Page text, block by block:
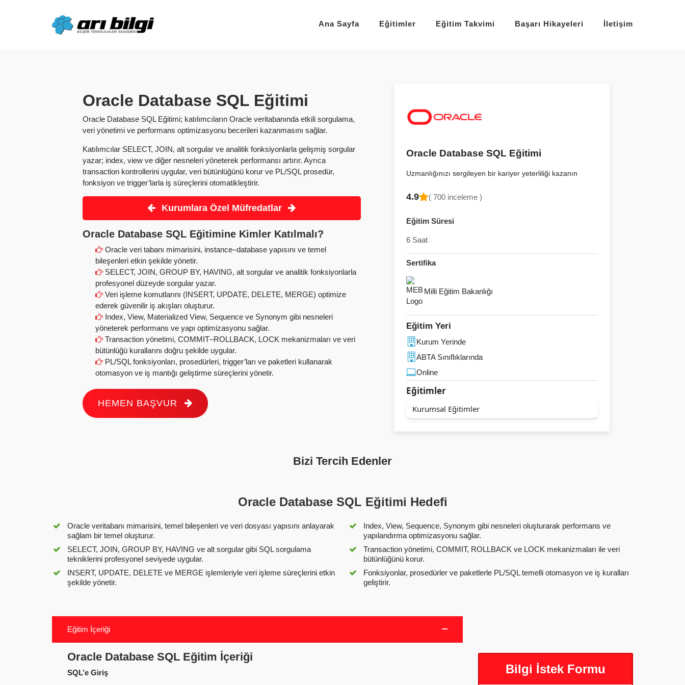
Ana Sayfa Eğitimler Eğitim Takvimi Başarı Hikayeleri İletişim
Oracle Database SQL Eğitimi
Oracle Database SQL Eğitimi; katılımcıların Oracle veritabanında etkili sorgulama,
veri yönetimi ve performans optimizasyonu becerileri kazanmasını sağlar.
Katılımcılar SELECT, JOIN, alt sorgular ve analitik fonksiyonlarla gelişmiş sorgular
yazar; index, view ve diğer nesneleri yöneterek performansı artırır. Ayrıca
transaction kontrollerini uygular, veri bütünlüğünü korur ve PL/SQL prosedür,
fonksiyon ve trigger’larla iş süreçlerini otomatikleştirir.
Kurumlara Özel Müfredatlar
Oracle Database SQL Eğitimine Kimler Katılmalı?
Oracle veri tabanı mimarisini, instance–database yapısını ve temel
bileşenleri etkin şekilde yönetir.
SELECT, JOIN, GROUP BY, HAVING, alt sorgular ve analitik fonksiyonlarla
profesyonel düzeyde sorgular yazar.
Veri işleme komutlarını (INSERT, UPDATE, DELETE, MERGE) optimize
ederek güvenilir iş akışları oluşturur.
Index, View, Materialized View, Sequence ve Synonym gibi nesneleri
yöneterek performans ve yapı optimizasyonu sağlar.
Transaction yönetimi, COMMIT–ROLLBACK, LOCK mekanizmaları ve veri
bütünlüğü kurallarını doğru şekilde uygular.
PL/SQL fonksiyonları, prosedürleri, trigger’ları ve paketleri kullanarak
otomasyon ve iş mantığı geliştirme süreçlerini yönetir.
HEMEN BAŞVUR
Oracle Database SQL Eğitimi
Uzmanlığınızı sergileyen bir kariyer yeterliliği kazanın
4.9 ( 700 inceleme )
Eğitim Süresi
6 Saat
Sertifika
Milli Eğitim Bakanlığı
Eğitim Yeri
Kurum Yerinde
ABTA Sınıflıklarında
Online
Eğitimler
Kurumsal Eğitimler
Bizi Tercih Edenler
Oracle Database SQL Eğitimi Hedefi
Oracle veritabanı mimarisini, temel bileşenleri ve veri dosyası yapısını anlayarak
sağlam bir temel oluşturur.
SELECT, JOIN, GROUP BY, HAVING ve alt sorgular gibi SQL sorgulama
tekniklerini profesyonel seviyede uygular.
INSERT, UPDATE, DELETE ve MERGE işlemleriyle veri işleme süreçlerini etkin
şekilde yönetir.
Index, View, Sequence, Synonym gibi nesneleri oluşturarak performans ve
yapılandırma optimizasyonu sağlar.
Transaction yönetimi, COMMIT, ROLLBACK ve LOCK mekanizmaları ile veri
bütünlüğünü korur.
Fonksiyonlar, prosedürler ve paketlerle PL/SQL temelli otomasyon ve iş kuralları
geliştirir.
Eğitim İçeriği
Oracle Database SQL Eğitim İçeriği
SQL’e Giriş Bilgi İstek Formu